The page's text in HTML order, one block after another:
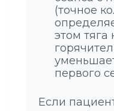
(точное
этом
первого
Если